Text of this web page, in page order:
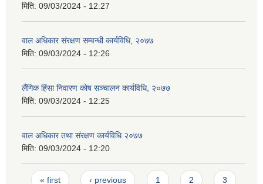
मिति: 09/03/2024 - 12:27
वाल अधिकार संरक्षण सम्वन्धी कार्यविधि, २०७७
मिति: 09/03/2024 - 12:26
लैंगिक हिंसा निवारण कोष सञ्चालन कार्यविधि, २०७७
मिति: 09/03/2024 - 12:25
वाल अधिकार तथा संरक्षण कार्यविधि २०७७
मिति: 09/03/2024 - 12:20
Pages
« first ‹ previous 1 2 3